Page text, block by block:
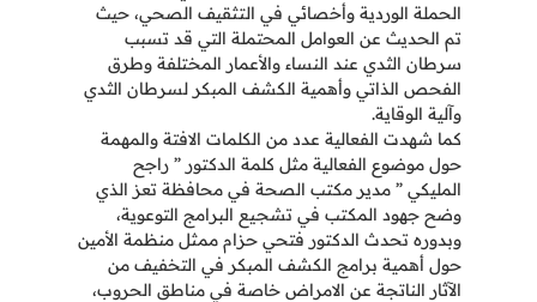
الحملة الوردية وأخصائي في التثقيف الصحي، حيث
تم الحديث عن العوامل المحتملة التي قد تسبب
سرطان الثدي عند النساء والأعمار المختلفة وطرق
الفحص الذاتي وأهمية الكشف المبكر لسرطان الثدي
وآلية الوقاية.
كما شهدت الفعالية عدد من الكلمات الافتة والمهمة
حول موضوع الفعالية مثل كلمة الدكتور ” راجح
المليكي ” مدير مكتب الصحة في محافظة تعز الذي
وضح جهود المكتب في تشجيع البرامج التوعوية،
وبدوره تحدث الدكتور فتحي حزام ممثل منظمة الأمين
حول أهمية برامج الكشف المبكر في التخفيف من
الآثار الناتجة عن الامراض خاصة في مناطق الحروب،